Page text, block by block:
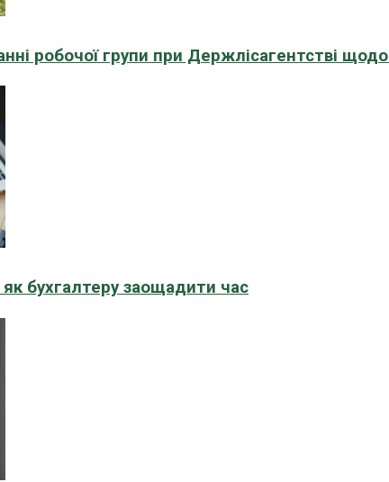
робочої групи при Держлісагентстві
як бухгалтеру заощадити час